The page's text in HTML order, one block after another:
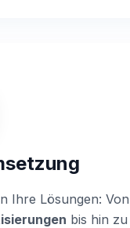
Ihre Lösungen: Von
bis hin